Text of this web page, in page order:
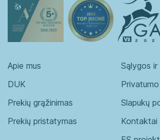
Apie mus
DUK
Prekių grąžinimas
Prekių pristatymas
Sąlygos
Slapukų
Kontaktai